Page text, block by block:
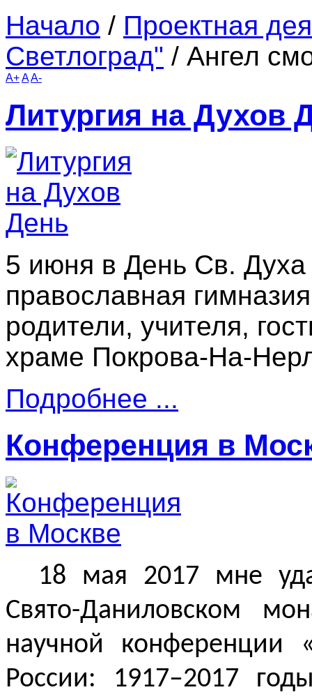
Начало / Проектная
Светлоград" / Ангел
A+AA-
Литургия на Духов
5 июня в День Св.
православная
родители, учителя,
храме Покрова-На-
Подробнее ...
Конференция в
18 мая 2017 мне
Свято-Даниловском
научной конференции
России: 1917–2017